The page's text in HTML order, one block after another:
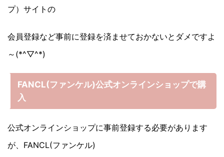
プ）サイトの
会員登録など事前に登録を済ませておかないとダメですよ
～(*^▽^*)
FANCL(ファンケル)公式オンラインショップで購
入
公式オンラインショップに事前登録する必要があります
が、FANCL(ファンケル)